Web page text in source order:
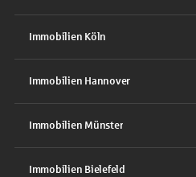
Immobilien Köln
Immobilien Hannover
Immobilien Münster
Immobilien Bielefeld